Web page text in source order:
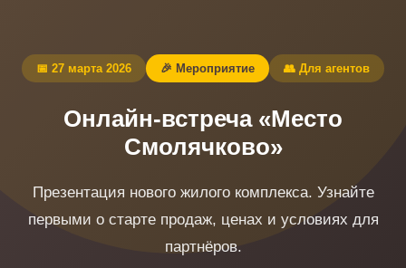
📅 27 марта 2026 🎉 Мероприятие 👥 Для агентов
Онлайн-встреча «Место
Смолячково»
Презентация нового жилого комплекса. Узнайте
первыми о старте продаж, ценах и условиях для
партнёров.